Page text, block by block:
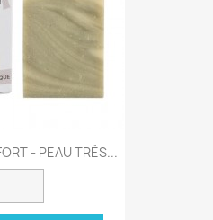
- PEAU TRÈS...